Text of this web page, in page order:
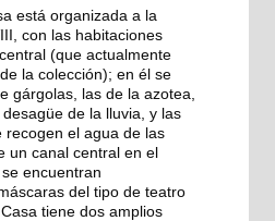
está organizada a la
con las habitaciones
(que actualmente
la colección); en él se
gárgolas, las de la azotea,
de la lluvia, y las
recogen el agua de las
un canal central en el
encuentran
del tipo de teatro
tiene dos amplios